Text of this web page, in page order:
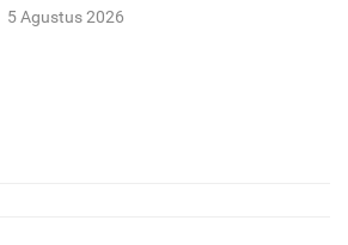
5 Agustus 2026